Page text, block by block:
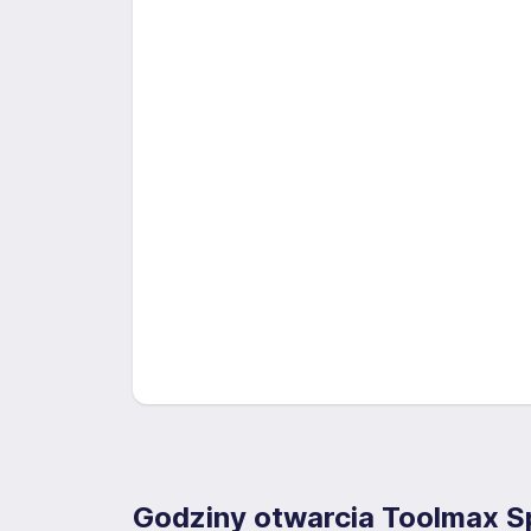
Godziny otwarcia Toolmax